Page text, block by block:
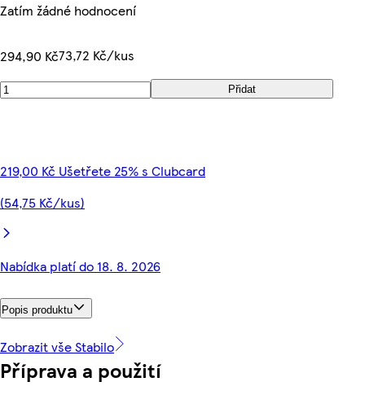
Zatím žádné hodnocení
294,90 Kč73,72 Kč/kus
Přidat
219,00 Kč Ušetřete 25% s Clubcard
(54,75 Kč/kus)
Nabídka platí do 18. 8. 2026
Popis produktu
Zobrazit vše Stabilo
Příprava a použití